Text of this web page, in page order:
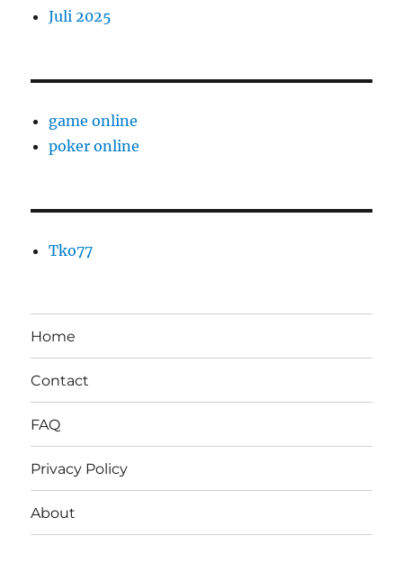
Juli 2025
game online
poker online
Tko77
Home
Contact
FAQ
Privacy Policy
About